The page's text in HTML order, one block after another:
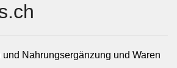
Nahrungsergänzung und Waren